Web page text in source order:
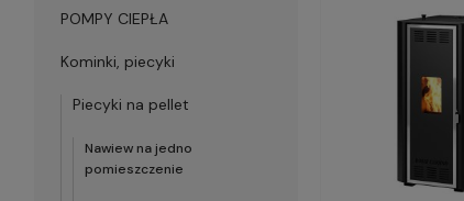
POMPY CIEPŁA
Kominki, piecyki
Piecyki na pellet
Nawiew na jedno
pomieszczenie